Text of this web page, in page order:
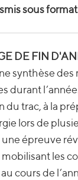
sous
DE FIN
synthèse
durant
du trac, à la
lors de
épreuve
les
cours de